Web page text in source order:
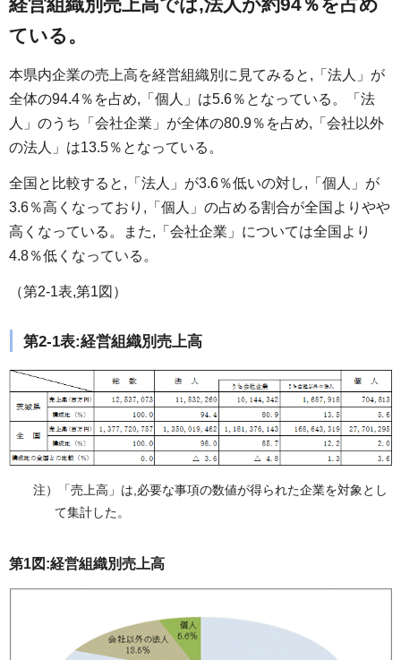
経営組織別売上高では,法人が約94％を占め
ている。
本県内企業の売上高を経営組織別に見てみると,「法人」が
全体の94.4％を占め,「個人」は5.6％となっている。「法
人」のうち「会社企業」が全体の80.9％を占め,「会社以外
の法人」は13.5％となっている。
全国と比較すると,「法人」が3.6％低いの対し,「個人」が
3.6％高くなっており,「個人」の占める割合が全国よりやや
高くなっている。また,「会社企業」については全国より
4.8％低くなっている。
（第2-1表,第1図）
第2-1表:経営組織別売上高
注）「売上高」は,必要な事項の数値が得られた企業を対象とし
て集計した。
第1図:経営組織別売上高